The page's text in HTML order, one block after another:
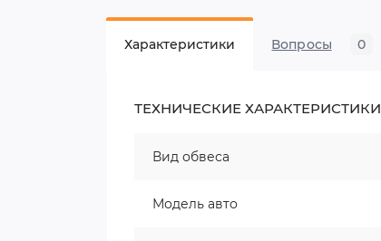
Характеристики Вопросы 0
ТЕХНИЧЕСКИЕ ХАРАКТЕРИСТИКИ
Вид обвеса
Модель авто